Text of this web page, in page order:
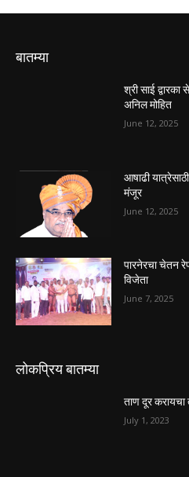
बातम्या
श्री साई
अनिल मोहित
June 12, 2025
आषाढी
मंजूर
June 12, 2025
पारनेरचा चेतन
विजेता
June 7, 2025
लोकप्रिय बातम्या
ताण दूर करायचा
July 1, 2023